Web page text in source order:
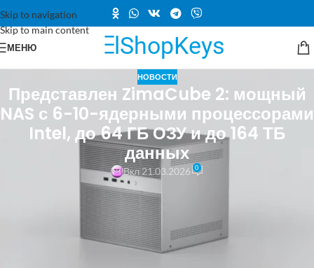
Skip to navigation
Skip to main content
МЕНЮ
НОВОСТИ
Представлен ZimaCube 2: мощный
NAS с 6-10-ядерными процессорами
Intel, до 64 ГБ ОЗУ и до 164 ТБ
данных
Вкл 21.03.2026 0
На рынок поступила новая система хранения данных ZimaCube 2,
разработанная для домашних пользователей и энтузиастов. Это
устройство построено на базе процессоров Intel Alder Lake и
обладает достаточно мощной конфигурацией для персонального
NAS. Базовая версия ZimaCube 2 доступна для предзаказа по цене